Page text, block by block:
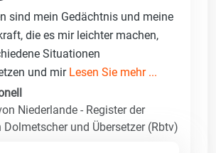
sind mein Gedächtnis und meine
die es mir leichter machen,
Situationen
und mir Lesen Sie mehr ...
Niederlande - Register der
Dolmetscher und Übersetzer (Rbtv)